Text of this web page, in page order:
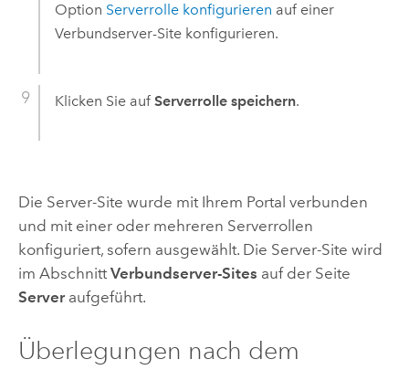
Option Serverrolle konfigurieren auf einer
Verbundserver-Site konfigurieren.
Klicken Sie auf Serverrolle speichern.
Die Server-Site wurde mit Ihrem Portal verbunden
und mit einer oder mehreren Serverrollen
konfiguriert, sofern ausgewählt. Die Server-Site wird
im Abschnitt Verbundserver-Sites auf der Seite
Serveraufgeführt.
Überlegungen nach dem